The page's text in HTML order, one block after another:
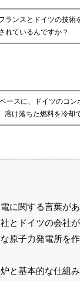
ランスとドイツの技術
れているんですか？
ースに、ドイツのコ
溶け落ちた燃料を冷却
に関する言葉
とドイツの会社
原子力発電所を
と基本的な仕組